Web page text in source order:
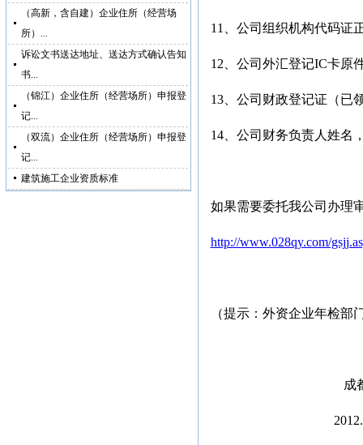
（高新，含自建）企业住所（经营场
所）...
诉讼文书送达地址、送达方式确认告知
书...
（锦江）企业住所（经营场所）申报登
记...
（双流）企业住所（经营场所）申报登
记...
建筑施工企业资质标准
11 、公司组织机构代码证
12 、公司外汇登记IC卡原
13、公司财政登记证（已
14、公司财务负责人姓名
如果需要委托我公司办理
http://www.028qy.com/
（提示：外资企业年检
成都首嘉企业